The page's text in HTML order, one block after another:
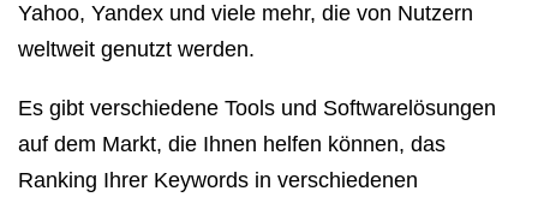
Yahoo, Yandex und viele mehr, die von Nutzern
weltweit genutzt werden.
Es gibt verschiedene Tools und Softwarelösungen
auf dem Markt, die Ihnen helfen können, das
Ranking Ihrer Keywords in verschiedenen